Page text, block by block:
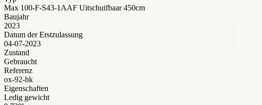
Max 100-F-S43-1AAF Uitschuifbaar 450cm
Baujahr
2023
Datum der Erstzulassung
04-07-2023
Zustand
Gebraucht
Referenz
ox-92-hk
Eigenschaften
Ledig gewicht